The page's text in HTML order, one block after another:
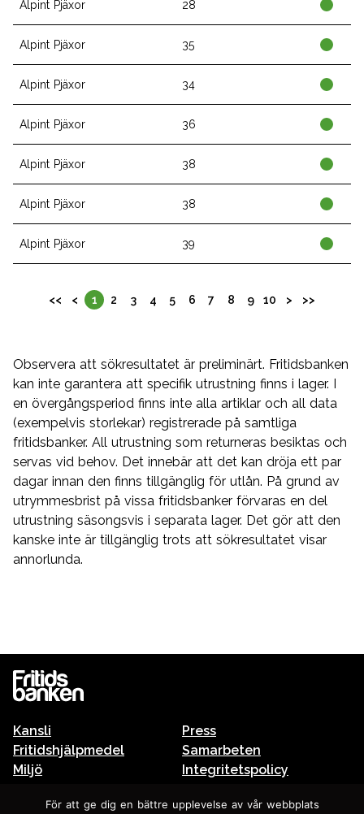
Alpint Pjäxor 28
Alpint Pjäxor 35
Alpint Pjäxor 34
Alpint Pjäxor 36
Alpint Pjäxor 38
Alpint Pjäxor 38
Alpint Pjäxor 39
<< < 1 2 3 4 5 6 7 8 9 10 > >>
Observera att sökresultatet är preliminärt. Fritidsbanken
kan inte garantera att specifik utrustning finns i lager. I
en övergångsperiod finns inte alla artiklar och all data
(exempelvis storlekar) registrerade på samtliga
fritidsbanker. All utrustning som returneras besiktas och
servas vid behov. Det innebär att det kan dröja ett par
dagar innan den finns tillgänglig för utlån. På grund av
utrymmesbrist på vissa fritidsbanker förvaras en del
utrustning säsongsvis i separata lager. Det gör att den
kanske inte är tillgänglig trots att sökresultatet visar
annorlunda.
Kansli
Press
Fritidshjälpmedel
Samarbeten
Miljö
Integritetspolicy
För att ge dig en bättre upplevelse av vår webbplats